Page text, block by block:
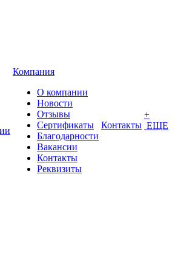
Компания
О компании
Новости
Отзывы
Сертификаты
Благодарности
Вакансии
Контакты
Реквизиты
Контакты
+
ЕЩЕ